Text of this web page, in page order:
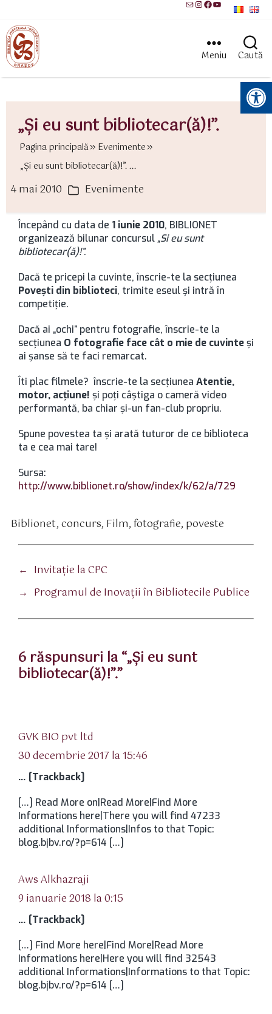
MailInstagram
Facebook
YouTube
Meniu Caută
Instrumente pentru accesibilitate
„Şi eu sunt bibliotecar(ă)!”.
Pagina principală
Evenimente
„Şi eu sunt bibliotecar(ă)!”. ...
4 mai 2010 Categorii
Evenimente
Începând cu data de 1 iunie 2010, BIBLIONET
organizează bilunar concursul „Si eu sunt
bibliotecar(ă)!”.
Dacă te pricepi la cuvinte, înscrie-te la secţiunea
Poveşti din biblioteci, trimite eseul şi intră în
competiţie.
Dacă ai „ochi” pentru fotografie, înscrie-te la
secţiunea O fotografie face cât o mie de cuvinteşi
ai şanse să te faci remarcat.
Îti plac filmele? înscrie-te la secţiunea Atentie,
motor, acţiune! şi poţi câştiga o cameră video
performantă, ba chiar şi-un fan-club propriu.
Spune povestea ta şi arată tuturor de ce biblioteca
ta e cea mai tare!
Sursa:
http://www.biblionet.ro/show/index/k/62/a/729
Biblionet,concurs, Film,fotografie, poveste
← Invitaţie la CPC
→ Programul de Inovaţii în Bibliotecile Publice
6 răspunsuri la “„Şi eu sunt
bibliotecar(ă)!”.”
GVK BIO pvt ltd
30 decembrie 2017 la 15:46
… [Trackback]
[…] Read More on|Read More|Find More
Informations here|There you will find 47233
additional Informations|Infos to that Topic:
blog.bjbv.ro/?p=614 […]
Aws Alkhazraji
9 ianuarie 2018 la 0:15
… [Trackback]
[…] Find More here|Find More|Read More
Informations here|Here you will find 32543
additional Informations|Informations to that Topic:
blog.bjbv.ro/?p=614 […]